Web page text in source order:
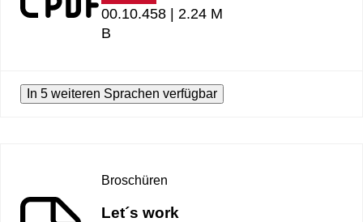
00.10.458 | 2.24 M
B
In 5 weiteren Sprachen verfügbar
Broschüren
Let´s work